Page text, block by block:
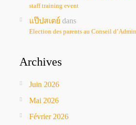
staff training event
แป๊ปสเตย์ dans
Election des parents au Conseil
Archives
Juin 2026
Mai 2026
Février 2026